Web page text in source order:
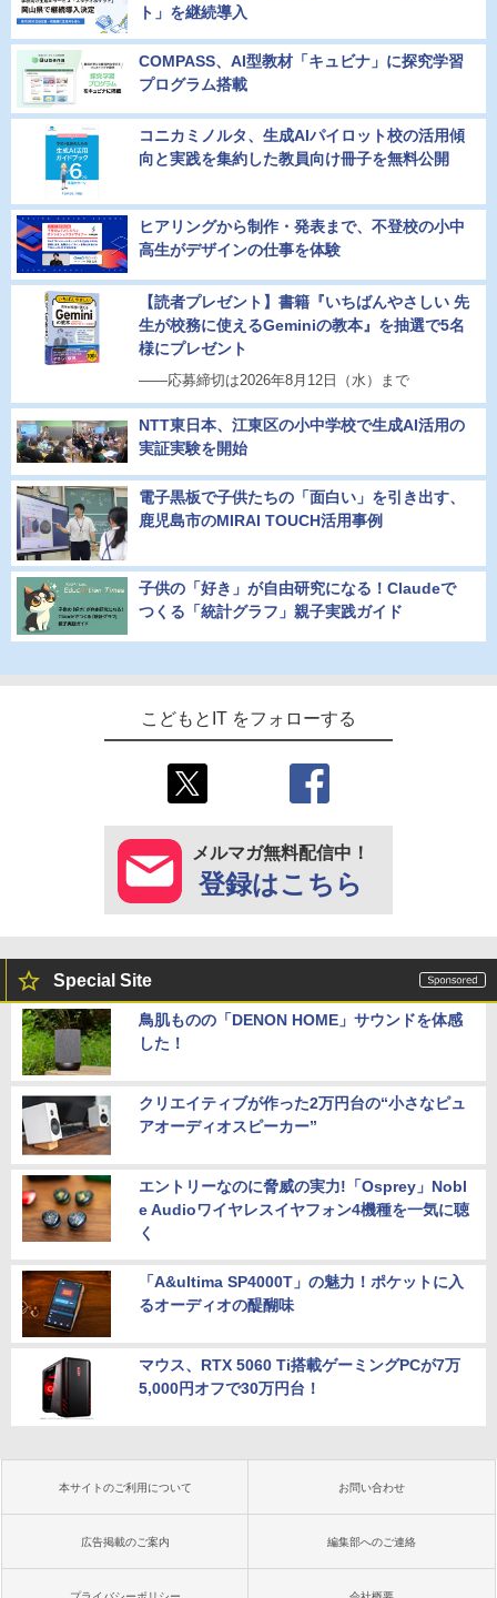
ト」を継続導入
COMPASS、AI型教材「キュビナ」に探究学習
プログラム搭載
コニカミノルタ、生成AIパイロット校の活用傾
向と実践を集約した教員向け冊子を無料公開
ヒアリングから制作・発表まで、不登校の小中
高生がデザインの仕事を体験
【読者プレゼント】書籍『いちばんやさしい 先
生が校務に使えるGeminiの教本』を抽選で5名
様にプレゼント
――応募締切は2026年8月12日（水）まで
NTT東日本、江東区の小中学校で生成AI活用の
実証実験を開始
電子黒板で子供たちの「面白い」を引き出す、
鹿児島市のMIRAI TOUCH活用事例
子供の「好き」が自由研究になる！Claudeで
つくる「統計グラフ」親子実践ガイド
こどもとIT をフォローする
メルマガ無料配信中！
登録はこちら
Special Site
鳥肌ものの「DENON HOME」サウンドを体感
した！
クリエイティブが作った2万円台の“小さなピュ
アオーディオスピーカー”
エントリーなのに脅威の実力!「Osprey」Nobl
e Audioワイヤレスイヤフォン4機種を一気に聴
く
「A&ultima SP4000T」の魅力！ポケットに入
るオーディオの醍醐味
マウス、RTX 5060 Ti搭載ゲーミングPCが7万
5,000円オフで30万円台！
本サイトのご利用について お問い合わせ
広告掲載のご案内 編集部へのご連絡